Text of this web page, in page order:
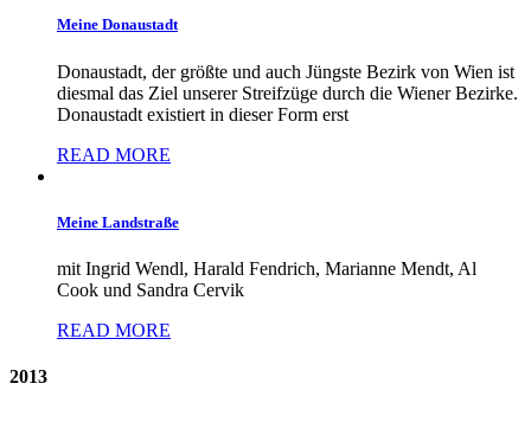
Meine Donaustadt
Donaustadt, der größte und auch Jüngste Bezirk von Wien ist
diesmal das Ziel unserer Streifzüge durch die Wiener Bezirke.
Donaustadt existiert in dieser Form erst
READ MORE
Meine Landstraße
mit Ingrid Wendl, Harald Fendrich, Marianne Mendt, Al
Cook und Sandra Cervik
READ MORE
2013